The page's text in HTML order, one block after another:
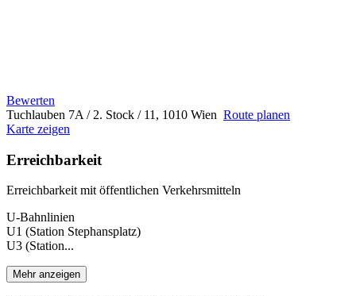
Bewerten
Tuchlauben 7A / 2. Stock / 11, 1010 Wien Route planen
Karte zeigen
Erreichbarkeit
Erreichbarkeit mit öffentlichen Verkehrsmitteln
U-Bahnlinien
U1 (Station Stephansplatz)
U3 (Station...
Mehr anzeigen